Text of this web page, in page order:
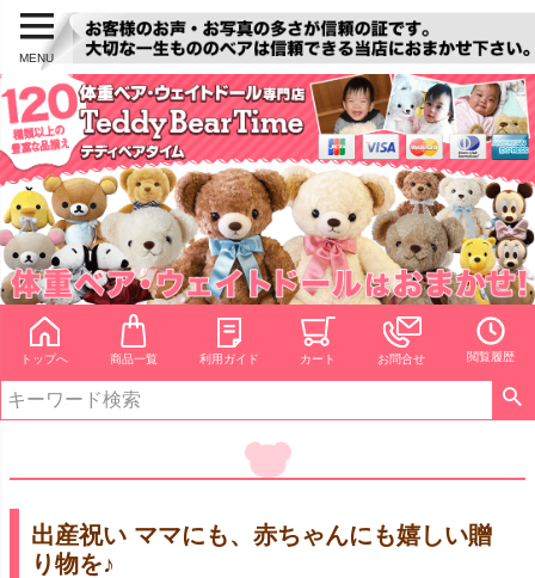
MENU
トップへ 商品一覧 利用ガイド カート お問合せ 閲覧履歴
出産祝い ママにも、赤ちゃんにも嬉しい贈
り物を♪